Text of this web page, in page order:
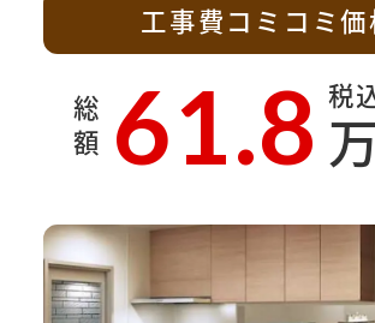
工事費コミコミ価
総
額 61.8 税